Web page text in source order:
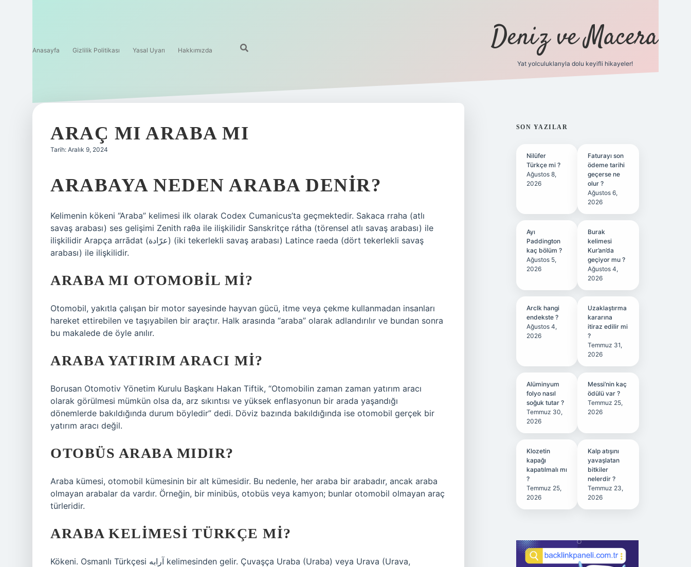
Anasayfa Gizlilik Politikası Yasal Uyarı Hakkımızda Deniz ve Macera
Yat yolculuklarıyla dolu keyifli hikayeler!
ARAÇ MI ARABA MI
Tarih: Aralık 9, 2024
ARABAYA NEDEN ARABA DENIR?
Kelimenin kökeni “Araba” kelimesi ilk olarak Codex Cumanicus’ta geçmektedir. Sakaca rraha (atlı
savaş arabası) ses gelişimi Zenith raθa ile ilişkilidir Sanskritçe rátha (törensel atlı savaş arabası) ile
ilişkilidir Arapça arrādat (عرّادة) (iki tekerlekli savaş arabası) Latince raeda (dört tekerlekli savaş
arabası) ile ilişkilidir.
ARABA MI OTOMOBIL MI?
Otomobil, yakıtla çalışan bir motor sayesinde hayvan gücü, itme veya çekme kullanmadan insanları
hareket ettirebilen ve taşıyabilen bir araçtır. Halk arasında “araba” olarak adlandırılır ve bundan sonra
bu makalede de öyle anılır.
ARABA YATIRIM ARACI MI?
Borusan Otomotiv Yönetim Kurulu Başkanı Hakan Tiftik, “Otomobilin zaman zaman yatırım aracı
olarak görülmesi mümkün olsa da, arz sıkıntısı ve yüksek enflasyonun bir arada yaşandığı
dönemlerde bakıldığında durum böyledir” dedi. Döviz bazında bakıldığında ise otomobil gerçek bir
yatırım aracı değil.
OTOBÜS ARABA MIDIR?
Araba kümesi, otomobil kümesinin bir alt kümesidir. Bu nedenle, her araba bir arabadır, ancak araba
olmayan arabalar da vardır. Örneğin, bir minibüs, otobüs veya kamyon; bunlar otomobil olmayan araç
türleridir.
ARABA KELIMESI TÜRKÇE MI?
Kökeni. Osmanlı Türkçesi آرابه‎ kelimesinden gelir. Çuvaşça Uraba (Uraba) veya Urava (Urava,
SIDEBAR
SON YAZILAR
Nilüfer
Türkçe mi ?
Ağustos 8,
2026
Faturayı son
ödeme tarihi
geçerse ne
olur ?
Ağustos 6,
2026
Ayı
Paddington
kaç bölüm ?
Ağustos 5,
2026
Burak
kelimesi
Kur’an’da
geçiyor mu ?
Ağustos 4,
2026
Arclk hangi
endekste ?
Ağustos 4,
2026
Uzaklaştırma
kararına
itiraz edilir mi
?
Temmuz 31,
2026
Alüminyum
folyo nasıl
soğuk tutar ?
Temmuz 30,
2026
Messi’nin kaç
ödülü var ?
Temmuz 25,
2026
Klozetin
kapağı
kapatılmalı mı
?
Temmuz 25,
2026
Kalp atışını
yavaşlatan
bitkiler
nelerdir ?
Temmuz 23,
2026